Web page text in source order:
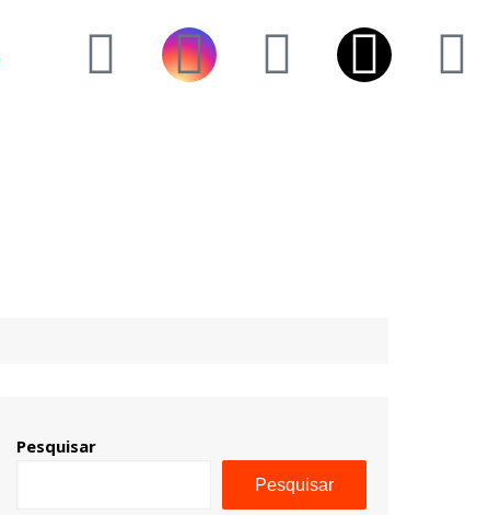
Pesquisar
Pesquisar